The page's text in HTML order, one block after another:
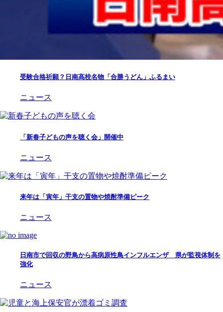
受験合格祈願？日南高校名物「合勝うどん」ふるまい
ニュース
「新春子どもの声を聴く会」開催中
ニュース
来年は「寅年」干支の置物や焼酎準備ピーク
ニュース
日南市で回収の野鳥から高病原性鳥インフルエンザ 県が監視体制を
強化
ニュース